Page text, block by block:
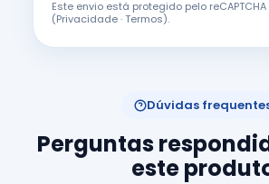
Este envio está protegido pelo
(Privacidade·Termos).
Dúvidas
Perguntas
este